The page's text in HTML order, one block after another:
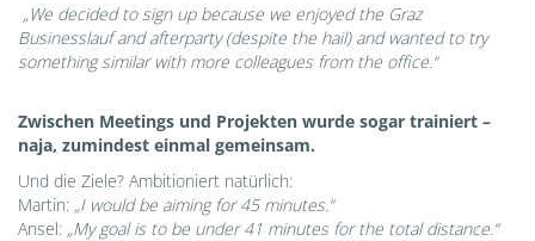
„We decided to sign up because we enjoyed the Graz
Businesslauf and afterparty (despite the hail) and wanted to try
something similar with more colleagues from the office.“
Zwischen Meetings und Projekten wurde sogar trainiert –
naja, zumindest einmal gemeinsam.
Und die Ziele? Ambitioniert natürlich:
Martin: „I would be aiming for 45 minutes.“
Ansel: „My goal is to be under 41 minutes for the total distance.“